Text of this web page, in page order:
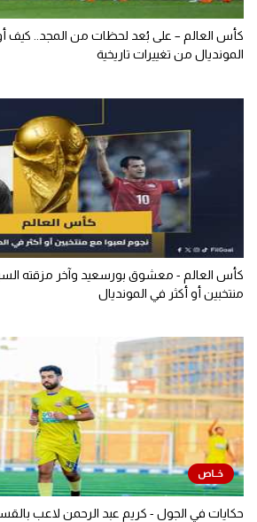
كأس العالم – على بُعد لحظات من المجد.. كيف
المونديال من تغييرات تاريخية
كأس العالم - معشوق بورسعيد وآخر مزقته
منتخبين أو أكثر في المونديال
حكايات في الجول - كريم عبد الرحمن لاعب